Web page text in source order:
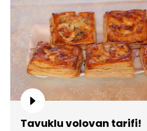
Tavuklu volovan tarifi!